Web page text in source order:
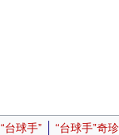
“台球手” “台球手”奇